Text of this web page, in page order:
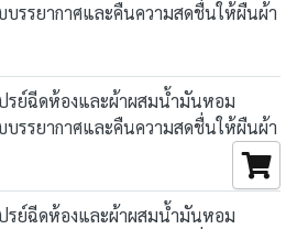
รรยากาศและคืนความสดชื่นให้ผืนผ้า
ปรย์ฉีดห้องและผ้าผสมน้ำมันหอม
รรยากาศและคืนความสดชื่นให้ผืนผ้า
ปรย์ฉีดห้องและผ้าผสมน้ำมันหอม